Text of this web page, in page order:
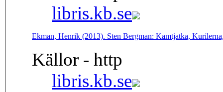
libris.kb.se
Ekman, Henrik (2013). Sten Bergman: Kamtjatka,
Källor - http
libris.kb.se